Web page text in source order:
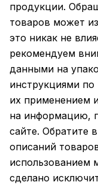
продукции.
товаров может
это никак не
рекомендуем
данными на
инструкциями
их применением
на информацию,
сайте. Обратите
описаний
использованием
сделано